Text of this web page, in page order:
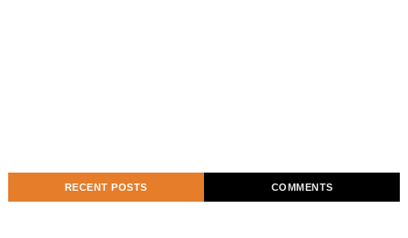
RECENT POSTS COMMENTS